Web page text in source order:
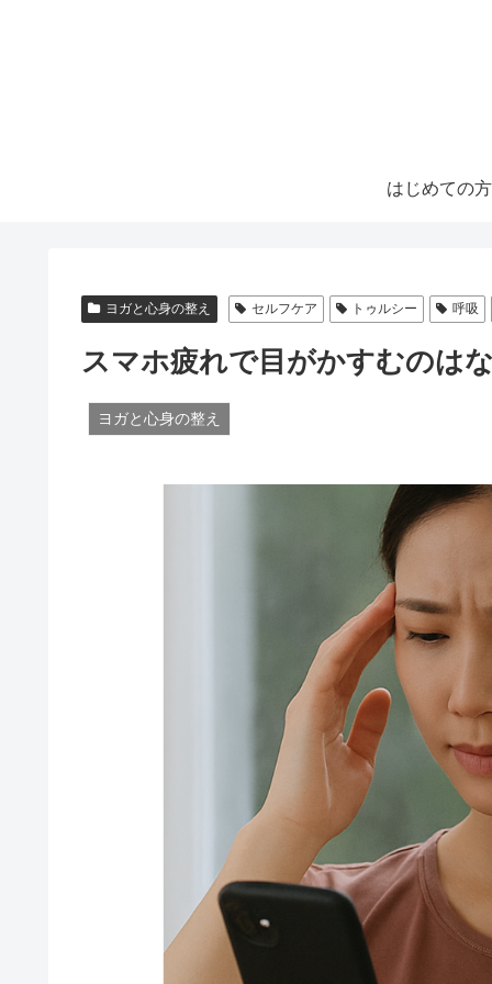
はじめての
ヨガと心身の整え セルフケア トゥルシー 呼吸
スマホ疲れで目がかすむのは
ヨガと心身の整え